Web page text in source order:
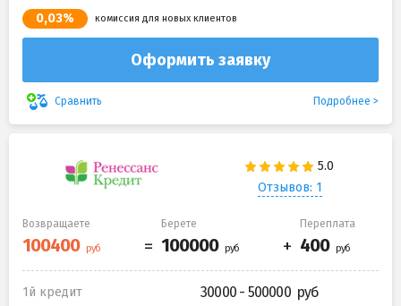
0,03% комиссия для новых клиентов
Оформить заявку
Сравнить Подробнее
Отзывов: 1
Возвращаете Берете Переплата
1й кредит 30000 - 500000